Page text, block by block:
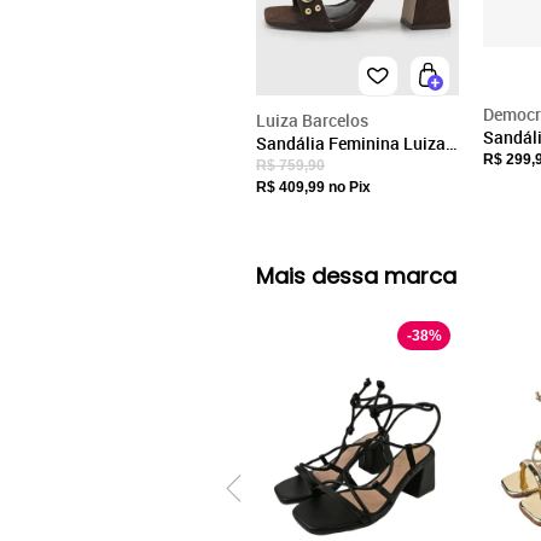
Luiza Barcelos
Sandália Feminina Luiza
Barcelos Salto Bloco
Tachas Marrom
R$ 759,90
R$ 409,99 no Pix
R$
Mais dessa marca
-38%